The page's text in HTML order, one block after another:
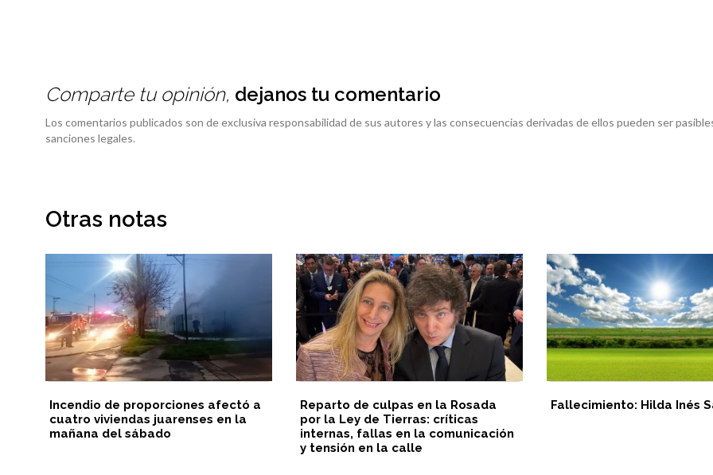
Comparte tu opinión, dejanos tu comentario
Los comentarios publicados son de exclusiva responsabilidad de sus autores y las consecuencias derivadas de ellos pueden ser
sanciones legales.
Otras notas
Incendio de proporciones afectó a
cuatro viviendas juarenses en la
mañana del sábado
Reparto de culpas en la Rosada
por la Ley de Tierras: críticas
internas, fallas en la comunicación
y tensión en la calle
Fallecimiento: Hilda Inés